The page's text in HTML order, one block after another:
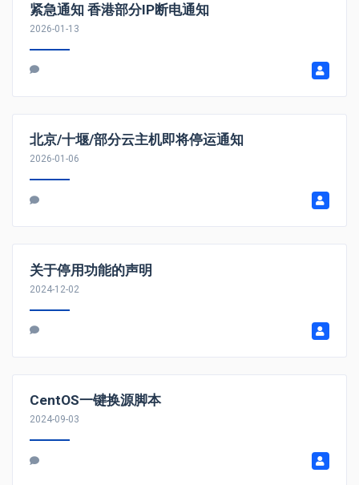
紧急通知 香港部分IP断电通知
2026-01-13
北京/十堰/部分云主机即将停运通知
2026-01-06
关于停用功能的声明
2024-12-02
CentOS一键换源脚本
2024-09-03